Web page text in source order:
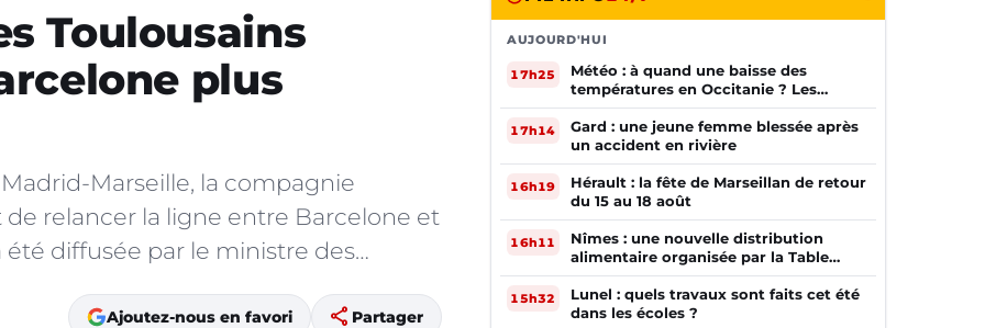
Toulousains
plus
Marseille, la compagnie
relancer la ligne entre Barcelone et
diffusée par le ministre des…
Ajoutez-nous en favori share Partager
AUJOURD'HUI
17h25
Météo : à quand une baisse des
températures en Occitanie ? Les
prévisions
17h14
Gard : une jeune femme blessée après
un accident en rivière
16h19
Hérault : la fête de Marseillan de retour
du 15 au 18 août
16h11
Nîmes : une nouvelle distribution
alimentaire organisée par la Table
Ouverte
15h32
Lunel : quels travaux sont faits cet été
dans les écoles ?